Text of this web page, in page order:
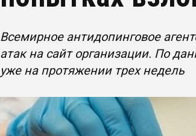
Всемирное антидопинговое
атак на сайт организации. По
уже на протяжении трех недель